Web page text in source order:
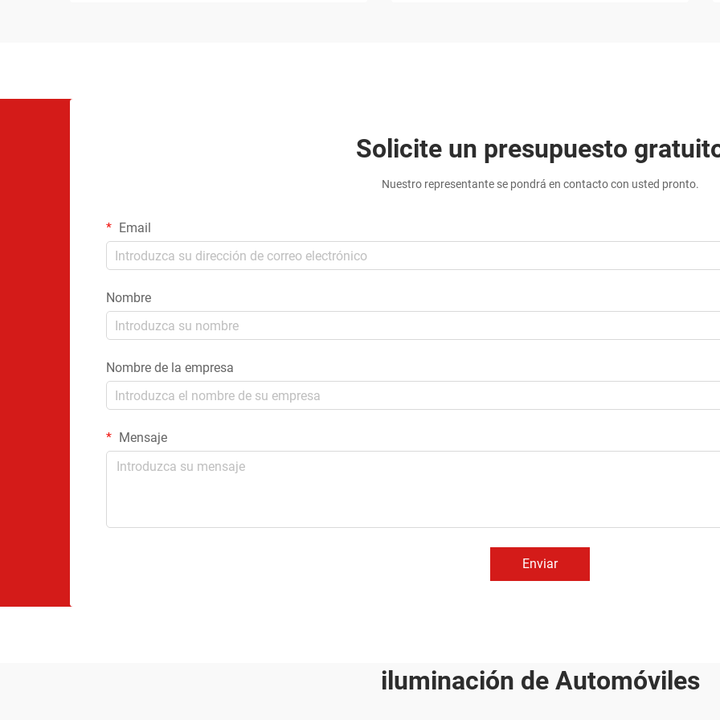
Solicite un presupuesto
Nuestro representante se pondrá en contacto con usted pronto.
Email
Nombre
Nombre de la empresa
Mensaje
Enviar
iluminación de Automóviles